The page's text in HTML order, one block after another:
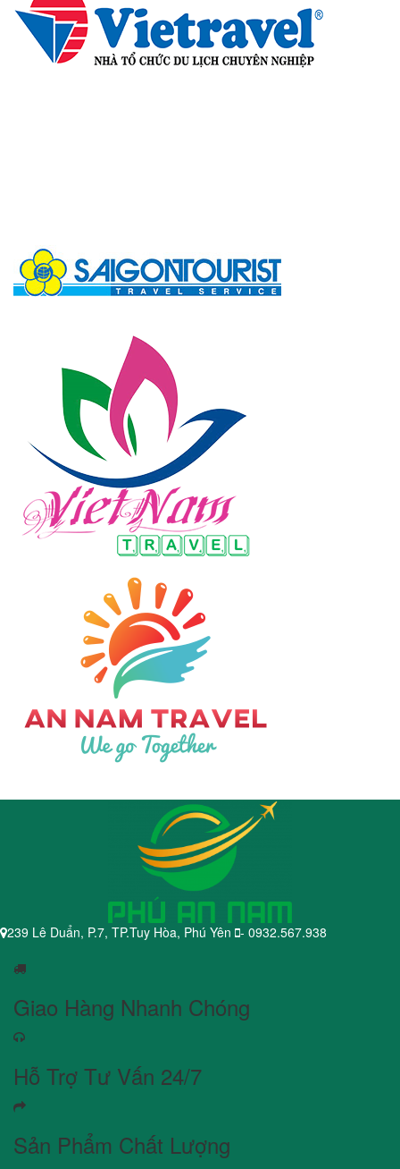
239 Lê Duẩn, P.7, TP.Tuy Hòa, Phú Yên - 0932.567.938
Giao Hàng Nhanh Chóng
Hỗ Trợ Tư Vấn 24/7
Sản Phẩm Chất Lượng